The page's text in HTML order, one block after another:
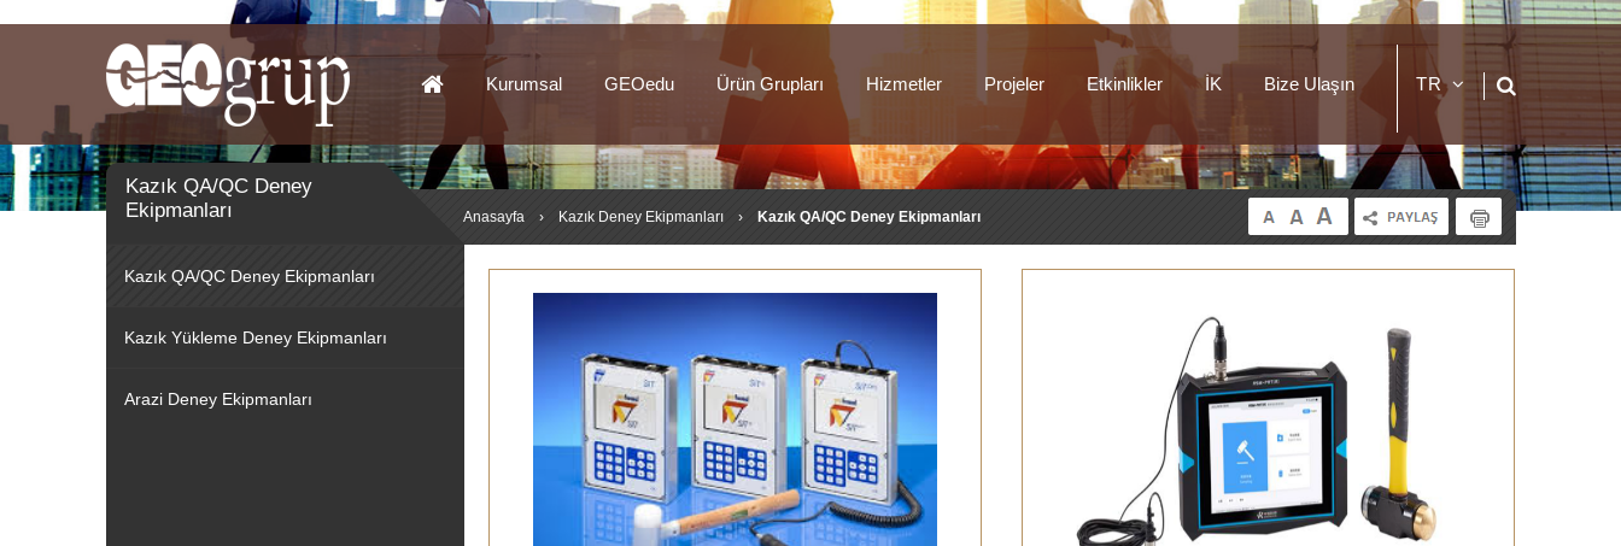
TR
EN
Kurumsal GEOedu Ürün Grupları Hizmetler Projeler Etkinlikler İK Bize Ulaşın
Kazık QA/QC Deney
Ekipmanları
Anasayfa › Kazık Deney Ekipmanları › Kazık QA/QC Deney Ekipmanları
Kazık QA/QC Deney Ekipmanları
Kazık Yükleme Deney Ekipmanları
Arazi Deney Ekipmanları